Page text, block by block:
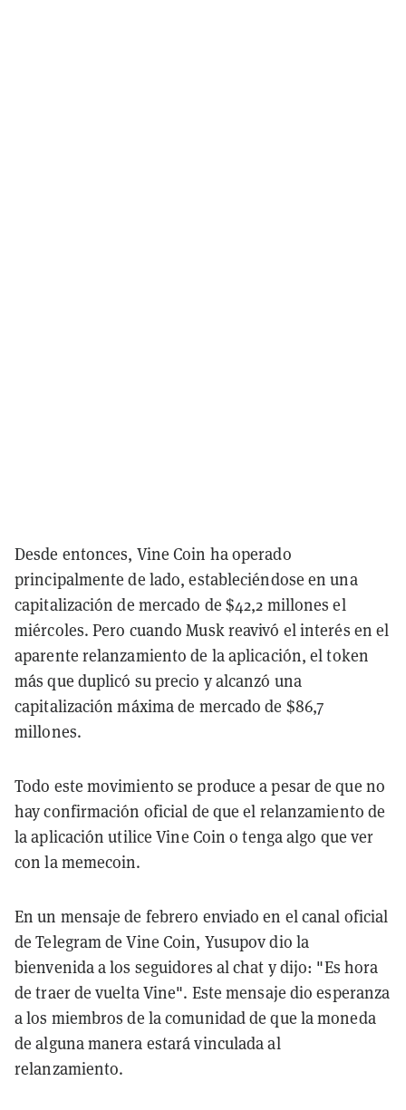
Desde entonces, Vine Coin ha operado
principalmente de lado, estableciéndose en una
capitalización de mercado de $42,2 millones el
miércoles. Pero cuando Musk reavivó el interés en el
aparente relanzamiento de la aplicación, el token
más que duplicó su precio y alcanzó una
capitalización máxima de mercado de $86,7
millones.
Todo este movimiento se produce a pesar de que no
hay confirmación oficial de que el relanzamiento de
la aplicación utilice Vine Coin o tenga algo que ver
con la memecoin.
En un mensaje de febrero enviado en el canal oficial
de Telegram de Vine Coin, Yusupov dio la
bienvenida a los seguidores al chat y dijo: "Es hora
de traer de vuelta Vine". Este mensaje dio esperanza
a los miembros de la comunidad de que la moneda
de alguna manera estará vinculada al
relanzamiento.